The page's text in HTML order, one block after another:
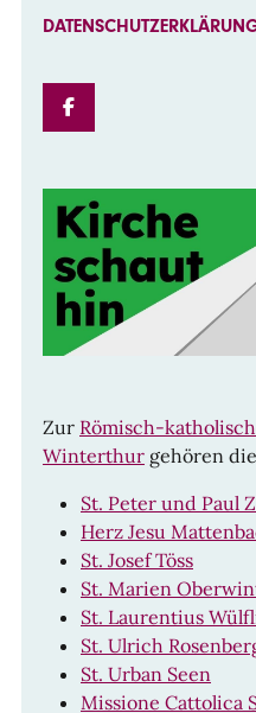
FACEBOOK
Zur Römisch-
Winterthur gehören
St. Peter und Paul
Herz Jesu
St. Josef Töss
St. Marien
St. Laurentius
St. Ulrich
St. Urban Seen
Missione Cattolica